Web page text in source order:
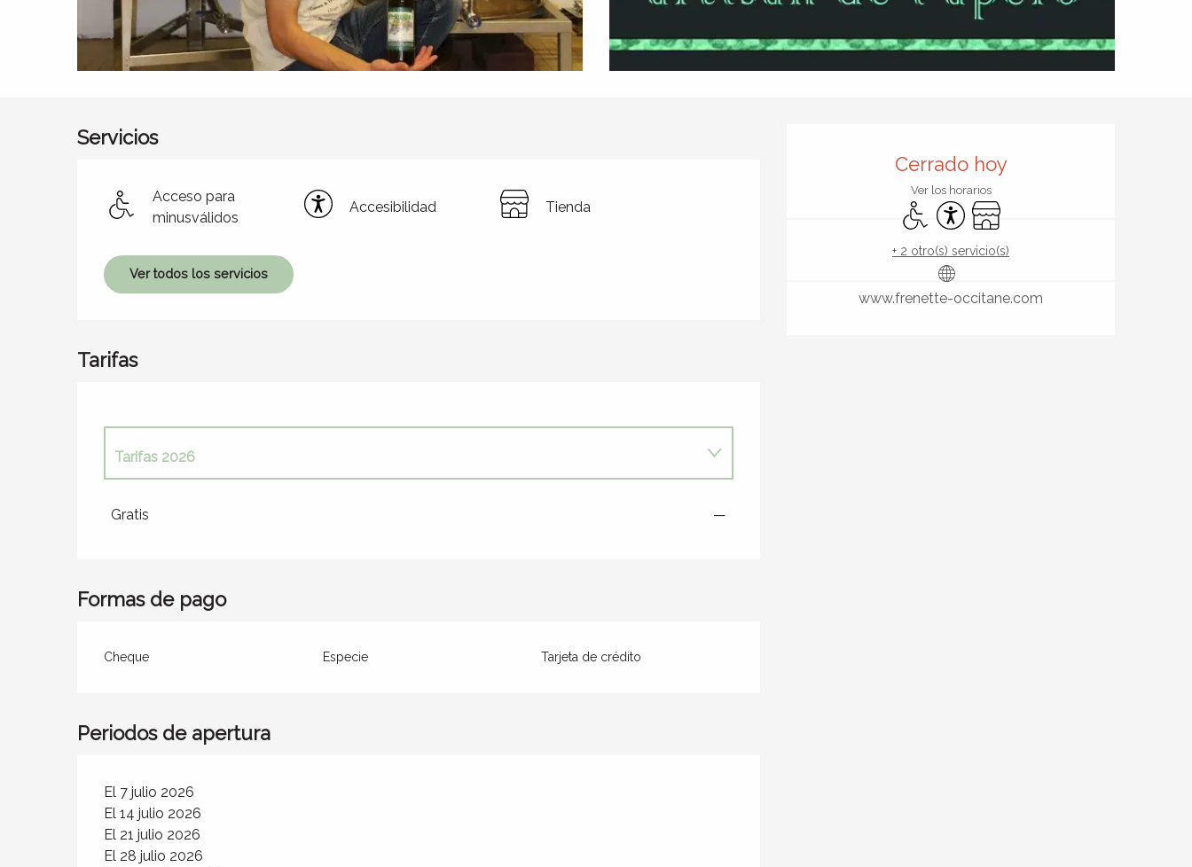
Horarios y datos de
Cerrado hoy
Ver los horarios
Acceso para minusválidos
Accesibilidad
Tienda
+ 2 otro(s) servicio(s)
www.frenette-occitane.com
Servicios
Acceso para
minusválidos
Accesibilidad Tienda
Ver todos los servicios
Tarifas
Tarifas 2026
Hasta el
Gratis —
Formas de pago
Cheque Especie Tarjeta de crédito
Periodos de apertura
El 7 julio 2026
El 14 julio 2026
El 21 julio 2026
El 28 julio 2026